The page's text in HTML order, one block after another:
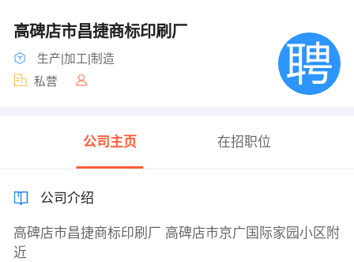
高碑店市昌捷商标印刷厂
生产|加工|制造
私营
公司主页 在招职位
公司介绍
高碑店市昌捷商标印刷厂 高碑店市京广国际家园小区附
近